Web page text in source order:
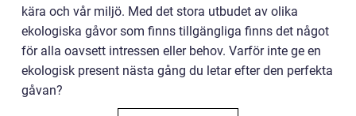
kära och vår miljö. Med det stora utbudet av olika
ekologiska gåvor som finns tillgängliga finns det något
för alla oavsett intressen eller behov. Varför inte ge en
ekologisk present nästa gång du letar efter den perfekta
gåvan?